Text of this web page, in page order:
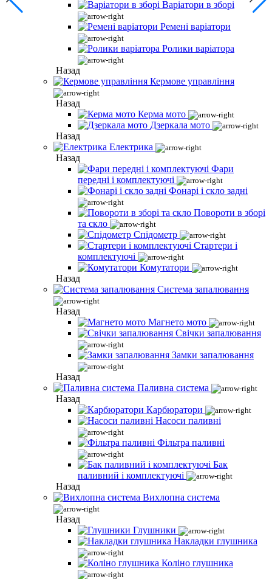
Варіатори в зборі
Ремені варіатори
Ролики варіатора
Назад
Кермове управління
Назад
Керма мото
Дзеркала мото
Назад
Електрика
Назад
Фари
передні і комплектуючі
Фонарі і скло задні
Повороти в зборі
та скло
Спідометр
Стартери і
комплектуючі
Комутатори
Назад
Система запалювання
Назад
Магнето мото
Свічки запалювання
Замки запалювання
Назад
Паливна система
Назад
Карбюратори
Насоси паливні
Фільтра паливні
Бак
паливний і комплектуючі
Назад
Вихлопна система
Назад
Глушники
Накладки глушника
Коліно глушника